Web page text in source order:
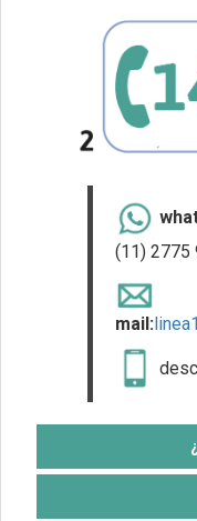
(11) 2775
mail: